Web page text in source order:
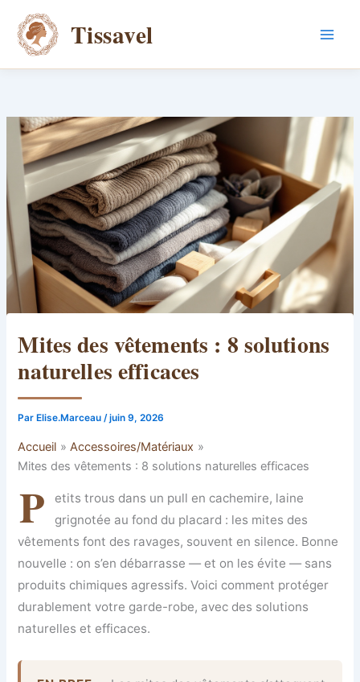
contenu
Tissavel
Mites des vêtements : 8 solutions
naturelles efficaces
ParElise.Marceau /juin 9, 2026
Accueil
Accessoires/Matériaux
Mites des vêtements : 8 solutions naturelles efficaces
P
etits trous dans un pull en cachemire, laine
grignotée au fond du placard : les mites des
vêtements font des ravages, souvent en silence. Bonne
nouvelle : on s’en débarrasse — et on les évite — sans
produits chimiques agressifs. Voici comment protéger
durablement votre garde-robe, avec des solutions
naturelles et efficaces.